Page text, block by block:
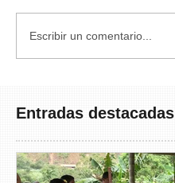
Escribir un comentario...
Entradas destacadas